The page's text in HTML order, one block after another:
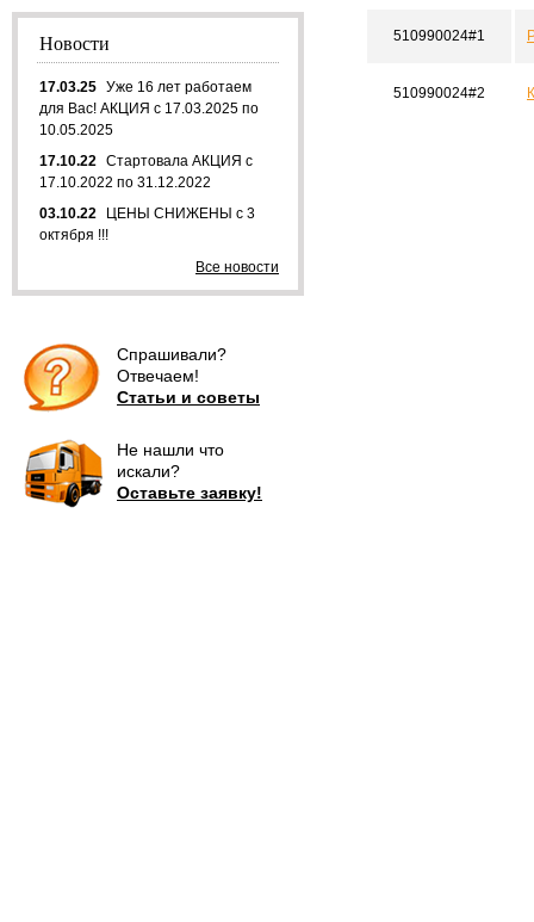
510990024#1
510990024#2
Новости
17.03.25 Уже 16 лет работаем
для Вас! АКЦИЯ с 17.03.2025 по
10.05.2025
17.10.22 Стартовала АКЦИЯ с
17.10.2022 по 31.12.2022
03.10.22
ЦЕНЫ СНИЖЕНЫ с 3
октября !!!
Все новости
Спрашивали?
Отвечаем!
Статьи и советы
Не нашли что
искали?
Оставьте заявку!